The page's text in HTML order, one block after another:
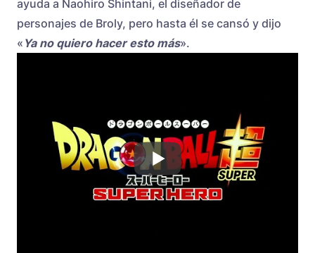
ayuda a Naohiro Shintani, el diseñador de
personajes de Broly, pero hasta él se cansó y dijo
« Ya no quiero hacer esto más».